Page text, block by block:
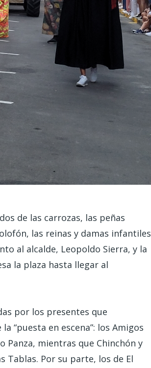
de las carrozas, las peñas
las reinas y damas infantiles
al alcalde, Leopoldo Sierra, y la
la plaza hasta llegar al
por los presentes que
“puesta en escena”: los Amigos
Panza, mientras que Chinchón y
Tablas. Por su parte, los de El